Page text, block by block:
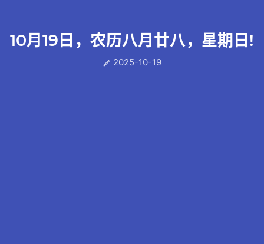
10月19日，农历八月廿八，星期日!
 2025-10-19